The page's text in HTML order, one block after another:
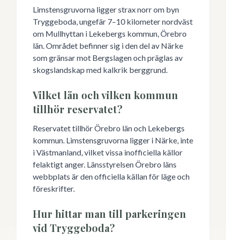
Limstensgruvorna ligger strax norr om byn
Tryggeboda, ungefär 7–10 kilometer nordväst
om Mullhyttan i Lekebergs kommun, Örebro
län. Området befinner sig i den del av Närke
som gränsar mot Bergslagen och präglas av
skogslandskap med kalkrik berggrund.
Vilket län och vilken kommun
tillhör reservatet?
Reservatet tillhör Örebro län och Lekebergs
kommun. Limstensgruvorna ligger i Närke, inte
i Västmanland, vilket vissa inofficiella källor
felaktigt anger. Länsstyrelsen Örebro läns
webbplats är den officiella källan för läge och
föreskrifter.
Hur hittar man till parkeringen
vid Tryggeboda?